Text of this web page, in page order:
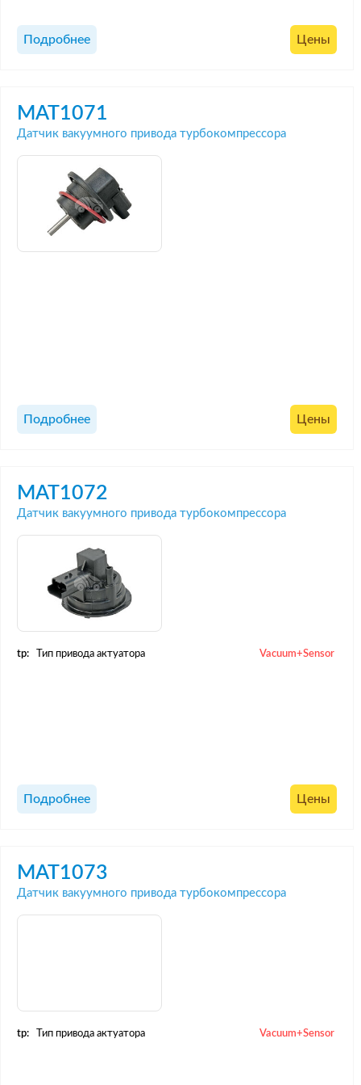
Подробнее Цены
MAT1071
Датчик вакуумного привода турбокомпрессора
Подробнее Цены
MAT1072
Датчик вакуумного привода турбокомпрессора
tp: Тип привода актуатора Vacuum+Sensor
Подробнее Цены
MAT1073
Датчик вакуумного привода турбокомпрессора
tp: Тип привода актуатора Vacuum+Sensor